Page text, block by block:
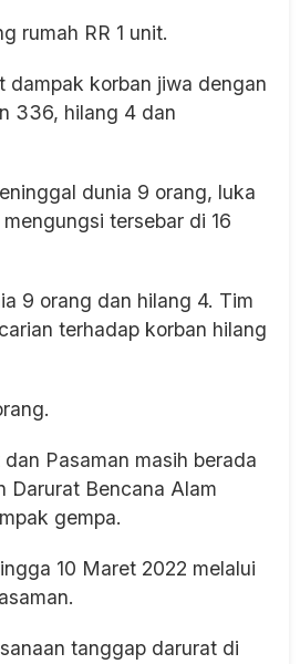
rumah RR 1 unit.
dampak korban jiwa dengan
336, hilang 4 dan
dunia 9 orang, luka
tersebar di 16
9 orang dan hilang 4. Tim
terhadap korban hilang
Pasaman masih berada
Darurat Bencana Alam
gempa.
10 Maret 2022 melalui
tanggap darurat di